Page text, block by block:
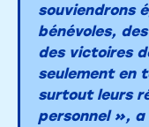
souviendrons
bénévoles,
des victoires
seulement en
surtout leurs
personnel », a